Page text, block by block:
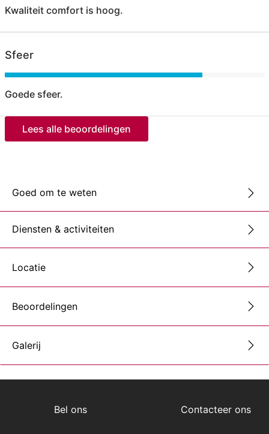
Kwaliteit comfort is hoog.
Sfeer
Goede sfeer.
Lees alle beoordelingen
Goed om te weten
Diensten & activiteiten
Locatie
Beoordelingen
Galerij
Bel ons Contacteer ons